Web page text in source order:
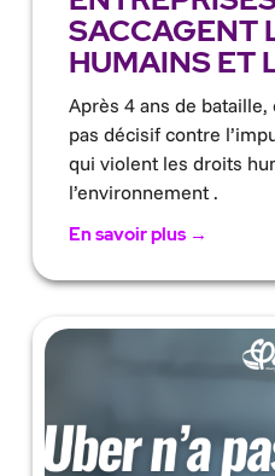
SACCAGENT
HUMAINS ET
Après 4 ans de
pas décisif contre
qui violent les droits
l’environnement .
En savoir plus →